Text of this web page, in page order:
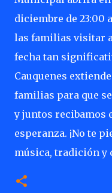
diciembre de 23:00
las familias visitar
fecha tan
Cauquenes
familias para que
y juntos recibamos
esperanza. ¡No te
música, tradición y